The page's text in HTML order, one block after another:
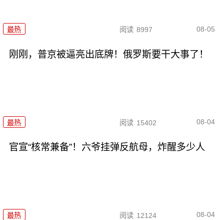
最热 阅读 8997 08-05
刚刚，普京被逼亮出底牌！俄罗斯要干大事了！
最热 阅读 15402 08-04
官宣“核常兼备”！六爷挂弹反航母，炸醒多少人
最热 阅读 12124 08-04